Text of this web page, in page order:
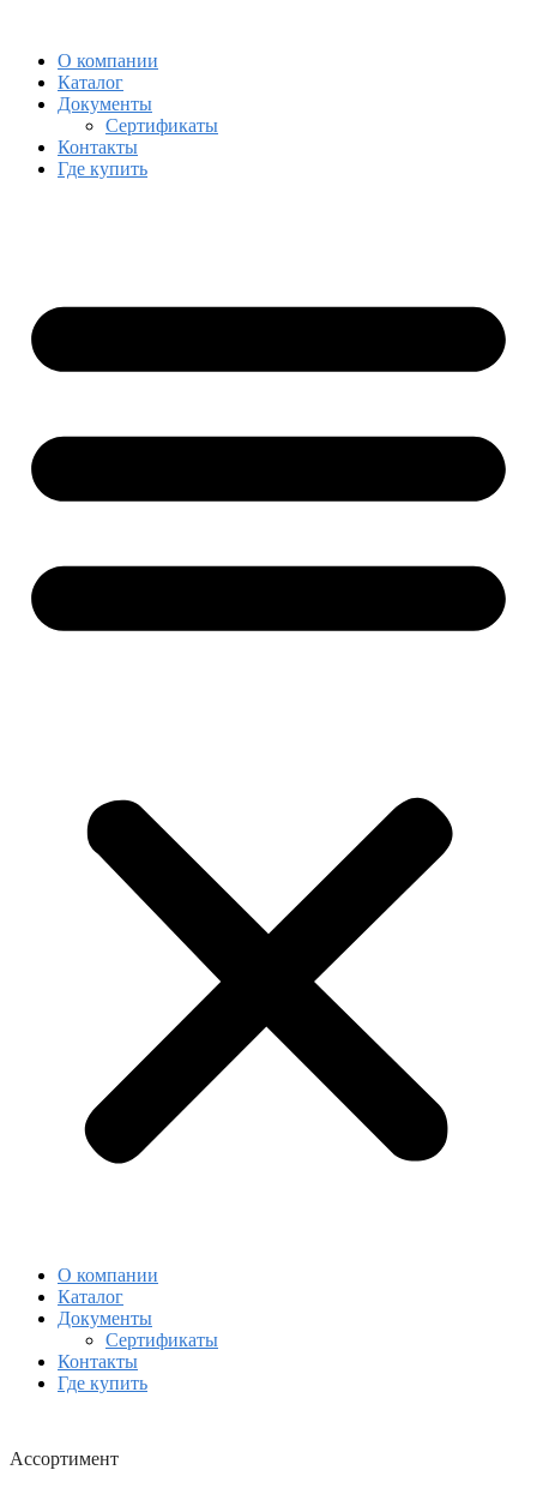
navigation
contentО компании
Каталог
Документы
Сертификаты
Контакты
Где купить
О компании
Каталог
Документы
Сертификаты
Контакты
Где купить
Ассортимент